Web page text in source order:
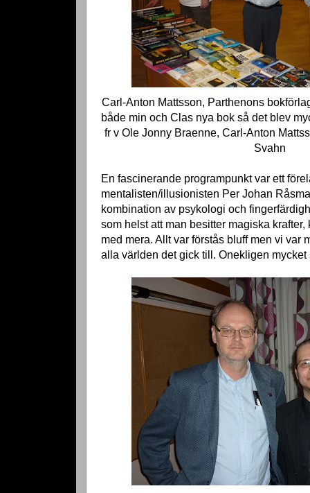
Carl-Anton Mattsson, Parthenons
både min och Clas nya bok så det blev
fr v Ole Jonny Braenne, Carl-Anton
Svahn
En fascinerande programpunkt var ett
mentalisten/illusionisten Per Johan
kombination av psykologi och
som helst att man besitter magiska
med mera. Allt var förstås bluff men vi var
alla världen det gick till. Onekligen mycket